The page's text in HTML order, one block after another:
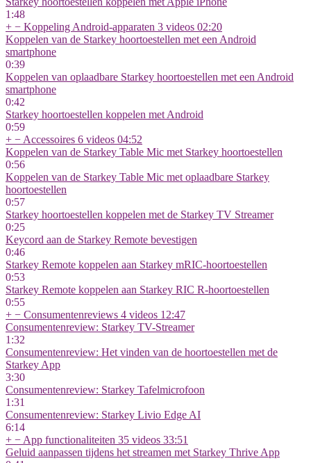
1:48
+ − Koppeling Android-apparaten 3 videos 02:20
Koppelen van de Starkey hoortoestellen met een Android
smartphone
0:39
Koppelen van oplaadbare Starkey hoortoestellen met een Android
smartphone
0:42
Starkey hoortoestellen koppelen met Android
0:59
+ −Accessoires 6 videos 04:52
Koppelen van de Starkey Table Mic met Starkey hoortoestellen
0:56
Koppelen van de Starkey Table Mic met oplaadbare Starkey
hoortoestellen
0:57
Starkey hoortoestellen koppelen met de Starkey TV Streamer
0:25
Keycord aan de Starkey Remote bevestigen
0:46
Starkey Remote koppelen aan Starkey mRIC-hoortoestellen
0:53
Starkey Remote koppelen aan Starkey RIC R-hoortoestellen
0:55
+ − Consumentenreviews 4 videos 12:47
Consumentenreview: Starkey TV-Streamer
1:32
Consumentenreview: Het vinden van de hoortoestellen met de
Starkey App
3:30
Consumentenreview: Starkey Tafelmicrofoon
1:31
Consumentenreview: Starkey Livio Edge AI
6:14
+ −App functionaliteiten 35 videos 33:51
Geluid aanpassen tijdens het streamen met Starkey Thrive App